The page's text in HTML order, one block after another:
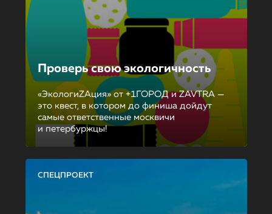
Проверь свою экологичность
«ЭкологиZAция» от +1ГОРОД и ZAVTRA —
это квест, в котором до финиша дойдут
самые ответственные москвичи
и петербуржцы!
СПЕЦПРОЕКТ